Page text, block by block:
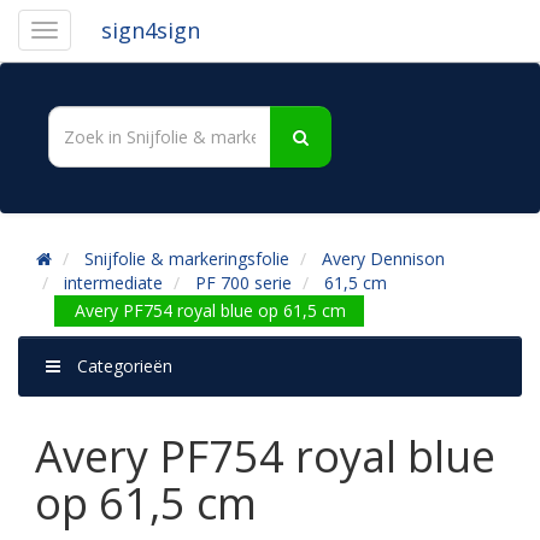
sign4sign
Snijfolie & markeringsfolie
Avery Dennison
intermediate
PF 700 serie
61,5 cm
Avery PF754 royal blue op 61,5 cm
Categorieën
Avery PF754 royal blue
op 61,5 cm